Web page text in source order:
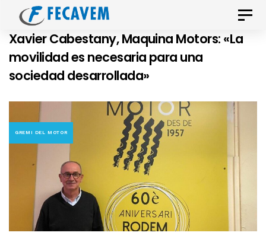
Skip
links
primary
navigation
Skip
Toggle
Xavier Cabestany, Maquina Motors: «La
movilidad es necesaria para una
sociedad desarrollada»
GREMI DEL MOTOR